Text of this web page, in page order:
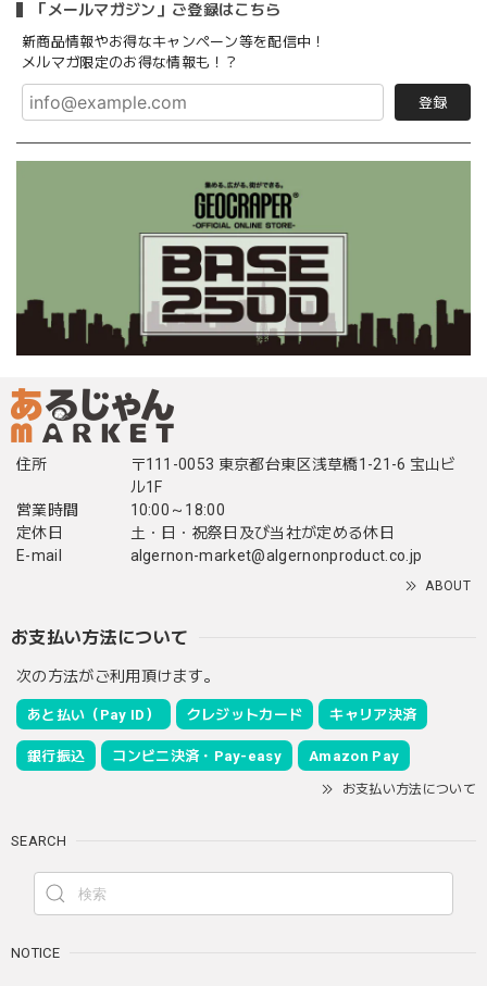
「メールマガジン」ご登録はこちら
新商品情報やお得なキャンペーン等を配信中！
メルマガ限定のお得な情報も！？
登録
住所
〒111-0053 東京都台東区浅草橋1-21-6 宝山ビ
ル1F
営業時間
10:00～18:00
定休日
土・日・祝祭日及び当社が定める休日
E-mail
algernon-market@algernonproduct.co.jp
ABOUT
お支払い方法について
次の方法がご利用頂けます。
あと払い（Pay ID） クレジットカード キャリア決済
銀行振込 コンビニ決済・Pay-easy Amazon Pay
お支払い方法について
SEARCH
NOTICE